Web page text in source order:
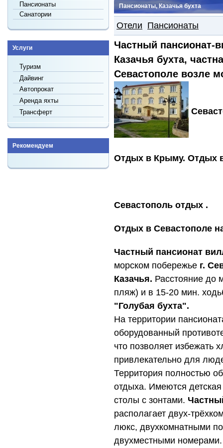
Пансионаты, Казачья бухта
Отели Пансионаты
Частный пансионат-
Казачья бухта,
Севастополе возле
Отдых в Крыму. Отдых
Севастополь отдых .
Отдых в Севастополе
Частный пансионат
морском побережье г.
Казачья. Расстояние до
пляж) и в 15-20 мин.
"Голубая бухта".
На территории
оборудованный
что позволяет избежать
привлекательно для
Территория полностью
отдыха. Имеются
столы с зонтами.
располагает двух-
люкс, двухкомнатными
двухместными
Пансионаты
Санатории
Услуги
Туризм
Дайвинг
Автопрокат
Аренда яхты
Трансферт
Рекомендуем